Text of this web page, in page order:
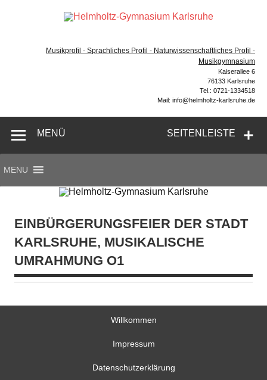
Musikprofil - Sprachliches Profil - Naturwissenschaftliches Profil -
Musikgymnasium
Kaiserallee 6
76133 Karlsruhe
Tel.: 0721-1334518
Mail: info@helmholtz-karlsruhe.de
SEITENLEISTE
MENÜ
MENU
EINBÜRGERUNGSFEIER DER STADT
KARLSRUHE, MUSIKALISCHE
UMRAHMUNG O1
Willkommen
Impressum
Datenschutzerklärung